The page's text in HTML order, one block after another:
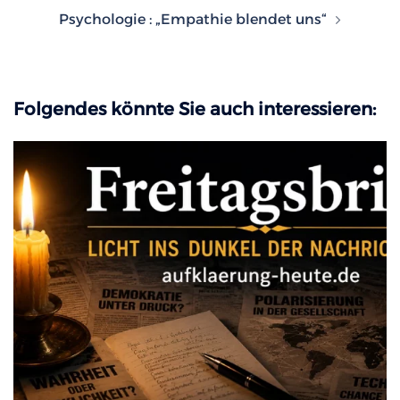
Psychologie : „Empathie blendet uns“
Folgendes könnte Sie auch interessieren: